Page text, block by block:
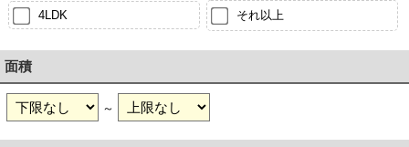
4LDK それ以上
面積
～